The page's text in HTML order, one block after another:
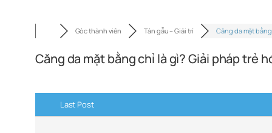
Góc thành viên Tán gẫu – Giải trí Căng da mặt bằng
Căng da mặt bằng chỉ là gì? Giải pháp trẻ
Last Post